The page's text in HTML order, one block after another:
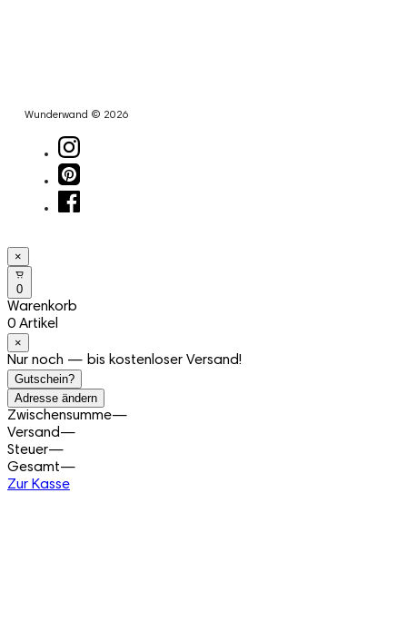
Wunderwand © 2026
×
0
Warenkorb
0 Artikel
×
Nur noch — bis kostenloser Versand!
Gutschein?
Adresse ändern
Zwischensumme—
Versand—
Steuer—
Gesamt—
Zur Kasse